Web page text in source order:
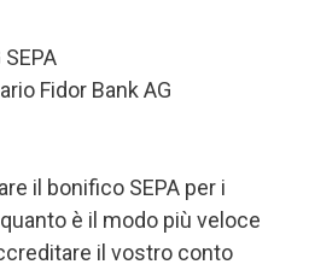
Fidor Bank AG
il bonifico SEPA per i
è il modo più veloce
il vostro conto